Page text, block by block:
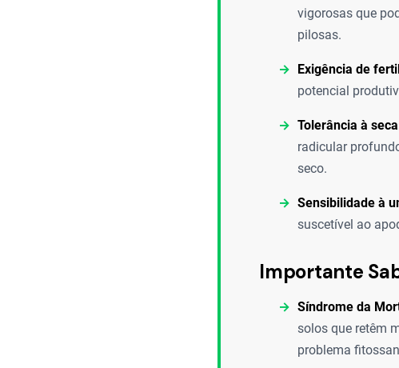
vigorosas que
pilosas.
Exigência de
potencial
Tolerância à
radicular
seco.
Sensibilidade à
suscetível ao
Importante
Síndrome da
solos que retêm
problema